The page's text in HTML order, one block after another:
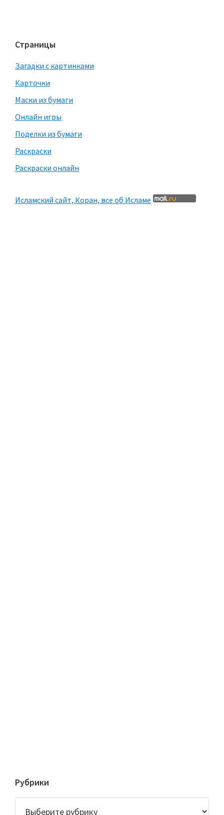
Страницы
Загадки с картинками
Карточки
Маски из бумаги
Онлайн игры
Поделки из бумаги
Раскраски
Раскраски онлайн
Исламский сайт, Коран, все об Исламе
Рубрики